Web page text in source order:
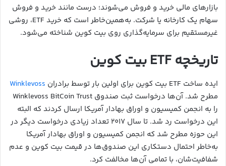
بازارهای مالی خرید و فروش می‌شوند؛ درست مانند خرید و فروش
سهام یک کارخانه یا شرکت. به‌همین‌خاطر است که خرید ETF، روشی
غیرمستقیم برای سرمایه‌گذاری روی بیت کوین شناخته می‌شود.
تاریخچه ETF بیت کوین
ایده ساخت ETF بیت کوین برای اولین بار توسط برادران
Winklevoss
مطرح شد. آن‌ها درخواست ثبت صندوق Winklevoss BitCoin Trust
را به انجمن کمیسیون و اوراق بهادار آمریکا ارسال کردند که البته
این درخواست رد شد. تا سال ۲۰۱۷ تعداد زیادی درخواست دیگر در
این حوزه مطرح شد که انجمن کمیسیون و اوراق بهادار آمریکا
به‌خاطر احتمال دستکاری این صندوق‌ها در قیمت بیت کوین و عدم
شفافیت‌شان، با تمامی آن‌ها مخالفت کرد.